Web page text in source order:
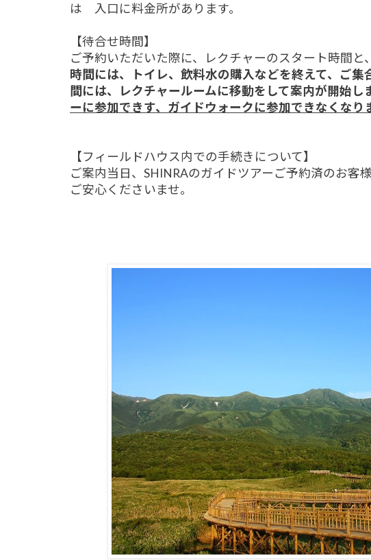
は 入口に料金所があります。
【待合せ時間】
ご予約いただいた際に、レクチャーのスタート時間と
時間には、トイレ、飲料水の購入などを終えて、ご集
間には、レクチャールームに移動をして案内が開始し
ーに参加できす、ガイドウォークに参加できなくなり
【フィールドハウス内での手続きについて】
ご案内当日、SHINRAのガイドツアーご予約済のお客
ご安心くださいませ。